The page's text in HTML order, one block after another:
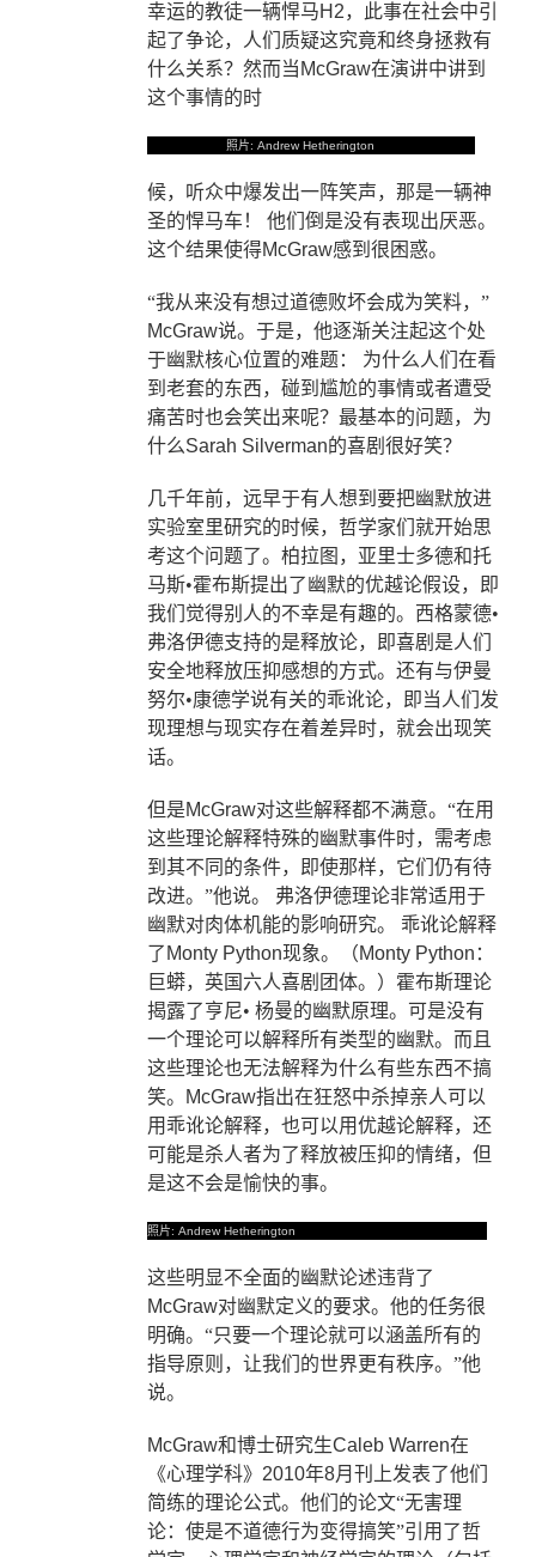
幸运的教徒一辆悍马H2，此事在社会中引
起了争论，人们质疑这究竟和终身拯救有
什么关系？然而当 McGraw在演讲中讲到
这个事情的时
照片: Andrew Hetherington
候，听众中爆发出一阵笑声，那是一辆神
圣的悍马车！
他们倒是没有表现出厌恶。
这个结果使得McGraw感到很困惑。
“我从来没有想过道德败坏会成为笑料，”
McGraw说。于是，他逐渐关注起这个处
于幽默核心位置的难题：
为什么人们在看
到老套的东西，碰到尴尬的事情或者遭受
痛苦时也会笑出来呢？最基本的问题，为
什么Sarah Silverman的喜剧很好笑？
几千年前，远早于有人想到要把幽默放进
实验室里研究的时候，哲学家们就开始思
考这个问题了。柏拉图，亚里士多德和托
马斯•霍布斯提出了幽默的优越论假设，即
我们觉得别人的不幸是有趣的。西格蒙德•
弗洛伊德支持的是释放论，即喜剧是人们
安全地释放压抑感想的方式。还有与伊曼
努尔•康德学说有关的乖讹论，即当人们发
现理想与现实存在着差异时，就会出现笑
话。
但是McGraw对这些解释都不满意。“在用
这些理论解释特殊的幽默事件时，需考虑
到其不同的条件，即使那样，它们仍有待
改进。”他说。
弗洛伊德理论非常适用于
幽默对肉体机能的影响研究。
乖讹论解释
了 Monty Python现象。（Monty Python ：
巨蟒，英国六人喜剧团体。）霍布斯理论
揭露了亨尼• 杨曼的幽默原理。可是没有
一个理论可以解释所有类型的幽默。而且
这些理论也无法解释为什么有些东西不搞
笑。
McGraw指出在狂怒中杀掉亲人可以
用乖讹论解释，也可以用优越论解释，还
可能是杀人者为了释放被压抑的情绪，但
是这不会是愉快的事。
照片: Andrew Hetherington
这些明显不全面的幽默论述违背了
McGraw对幽默定义的要求。他的任务很
明确。“只要一个理论就可以涵盖所有的
指导原则，让我们的世界更有秩序。”他
说。
McGraw和博士研究生Caleb Warren在
《心理学科》 2010年8月刊上发表了他们
简练的理论公式。他们的论文“无害理
论：使是不道德行为变得搞笑”引用了哲